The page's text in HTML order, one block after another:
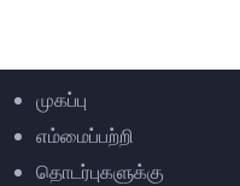
முகப்பு
எம்மைப்பற்றி
தொடர்புகளுக்கு